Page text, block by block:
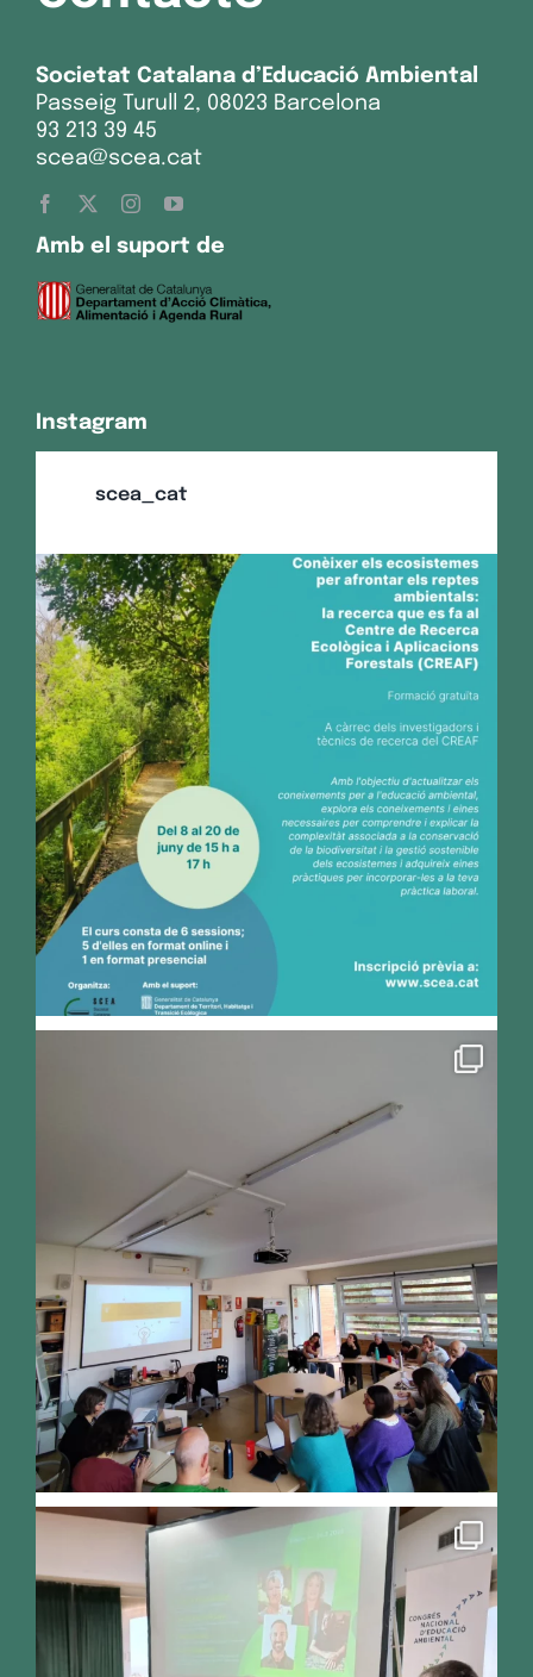
Societat Catalana d’Educació Ambiental
Passeig Turull 2, 08023 Barcelona
93 213 39 45
scea@scea.cat
Amb el suport de
Instagram
scea_cat